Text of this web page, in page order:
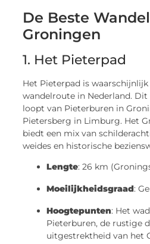
De Beste
Groningen
1. Het Pieterpad
Het Pieterpad is
wandelroute in Nederland. Dit
loopt van Pieterburen in
Pietersberg in Limburg. Het
biedt een mix van
weides en historische
Lengte: 26 km
Moeilijkheidsgraad:
Hoogtepunten: Het
Pieterburen, de rustige
uitgestrektheid van het